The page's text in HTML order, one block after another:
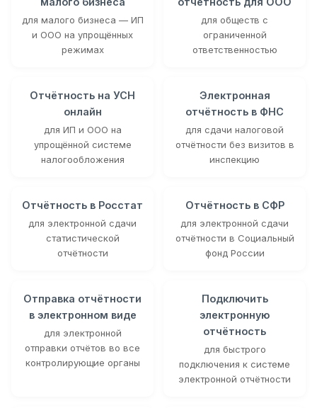
для малого бизнеса — ИП
и ООО на упрощённых
режимах
для обществ с
ограниченной
ответственностью
Отчётность на УСН
онлайн
для ИП и ООО на
упрощённой системе
налогообложения
Электронная
отчётность в ФНС
для сдачи налоговой
отчётности без визитов в
инспекцию
Отчётность в Росстат
для электронной сдачи
статистической
отчётности
Отчётность в СФР
для электронной сдачи
отчётности в Социальный
фонд России
Отправка отчётности
в электронном виде
для электронной
отправки отчётов во все
контролирующие органы
Подключить
электронную
отчётность
для быстрого
подключения к системе
электронной отчётности